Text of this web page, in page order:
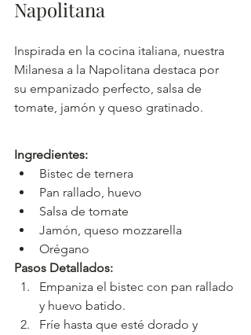
Napolitana
Inspirada en la cocina italiana, nuestra
Milanesa a la Napolitana destaca por
su empanizado perfecto, salsa de
tomate, jamón y queso gratinado.
Ingredientes:
Bistec de ternera
Pan rallado, huevo
Salsa de tomate
Jamón, queso mozzarella
Orégano
Pasos Detallados:
Empaniza el bistec con pan rallado
y huevo batido.
Fríe hasta que esté dorado y